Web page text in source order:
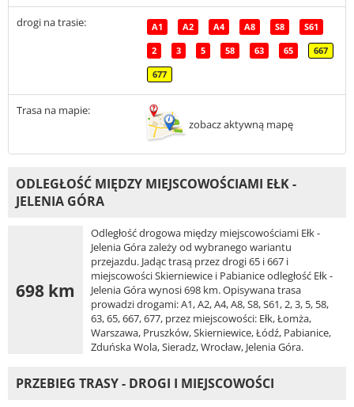
drogi na trasie: A1 A2 A4 A8 S8 S61
2 3 5 58 63 65 667
677
Trasa na mapie:
zobacz aktywną mapę
ODLEGŁOŚĆ MIĘDZY MIEJSCOWOŚCIAMI EŁK -
JELENIA GÓRA
698 km
Odległość drogowa między miejscowościami Ełk -
Jelenia Góra zależy od wybranego wariantu
przejazdu. Jadąc trasą przez drogi 65 i 667 i
miejscowości Skierniewice i Pabianice odległość Ełk -
Jelenia Góra wynosi 698 km. Opisywana trasa
prowadzi drogami: A1, A2, A4, A8, S8, S61, 2, 3, 5, 58,
63, 65, 667, 677, przez miejscowości: Ełk, Łomża,
Warszawa, Pruszków, Skierniewice, Łódź, Pabianice,
Zduńska Wola, Sieradz, Wrocław, Jelenia Góra.
PRZEBIEG TRASY - DROGI I MIEJSCOWOŚCI